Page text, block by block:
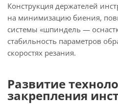
Конструкция держателей
на минимизацию биения,
системы «шпиндель —
стабильность параметров
скоростях резания.
Развитие
закрепления